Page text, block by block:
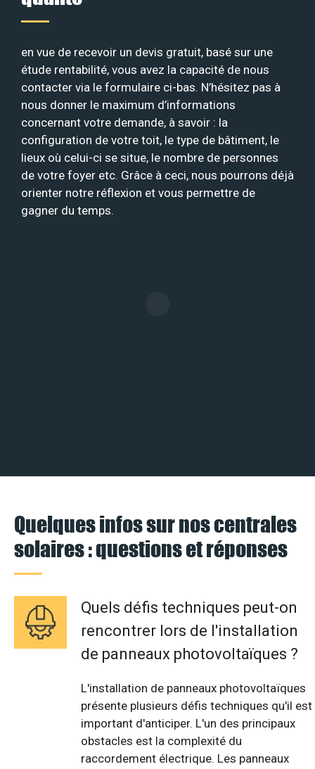
en vue de recevoir un devis gratuit, basé sur une
étude rentabilité, vous avez la capacité de nous
contacter via le formulaire ci-bas. N’hésitez pas à
nous donner le maximum d’informations
concernant votre demande, à savoir : la
configuration de votre toit, le type de bâtiment, le
lieux où celui-ci se situe, le nombre de personnes
de votre foyer etc. Grâce à ceci, nous pourrons déjà
orienter notre réflexion et vous permettre de
gagner du temps.
Quelques infos sur nos centrales
solaires : questions et réponses
Quels défis techniques peut-on
rencontrer lors de l'installation
de panneaux photovoltaïques ?
L'installation de panneaux photovoltaïques
présente plusieurs défis techniques qu'il est
important d'anticiper. L'un des principaux
obstacles est la complexité du
raccordement électrique. Les panneaux